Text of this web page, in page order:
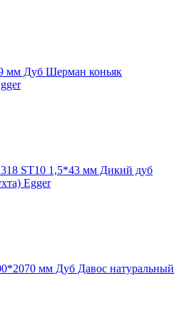
мм Дуб Шерман коньяк
ST10 1,5*43 мм Дикий дуб
Egger
мм Дуб Давос натуральный